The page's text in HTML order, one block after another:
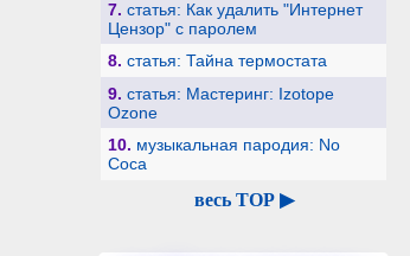
7. статья: Как удалить "Интернет
Цензор" с паролем
8. статья: Тайна термостата
9. статья: Мастеринг: Izotope
Ozone
10. музыкальная пародия: No
Coca
весь TOP ▶